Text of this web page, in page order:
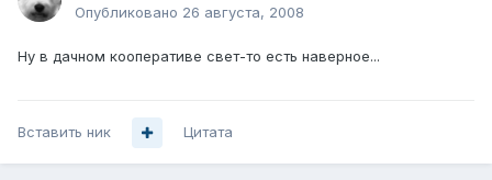
Опубликовано 26 августа, 2008
Ну в дачном кооперативе свет-то есть наверное...
Вставить ник Цитата